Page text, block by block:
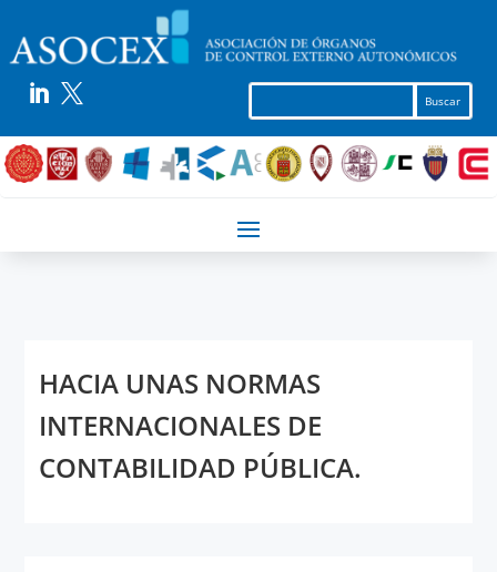
 
HACIA UNAS NORMAS
INTERNACIONALES DE
CONTABILIDAD PÚBLICA.